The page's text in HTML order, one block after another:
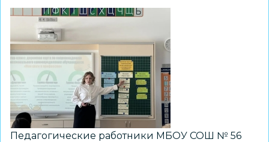
Педагогические работники МБОУ СОШ № 56